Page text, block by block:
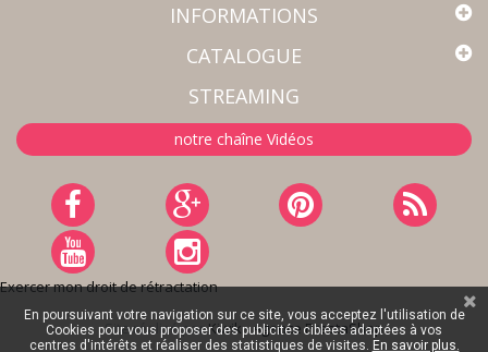
INFORMATIONS
CATALOGUE
STREAMING
notre chaîne Vidéos
Exercer mon droit de rétractation
Site réalisé parKiwik - Agence PrestaShop
En poursuivant votre navigation sur ce site, vous acceptez l'utilisation de
Cookies pour vous proposer des publicités ciblées adaptées à vos
centres d'intérêts et réaliser des statistiques de visites. En savoir plus.